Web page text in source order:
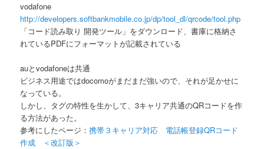
vodafone
http://developers.softbankmobile.co.jp/dp/tool_dl/qrcode/tool.php
「コード読み取り 開発ツール」をダウンロード、書庫に格納さ
れているPDFにフォーマットが記載されている
auとvodafoneは共通
ビジネス用途ではdocomoがまだまだ強いので、それが足かせに
なっている。
しかし、タグの特性を生かして、3キャリア共通のQRコードを作
る方法があった。
参考にしたページ：携帯３キャリア対応 電話帳登録QRコード
作成 ＜改訂版＞